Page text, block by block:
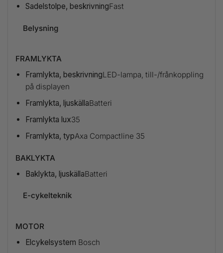
Sadelstolpe, beskrivningFast
Belysning
FRAMLYKTA
Framlykta, beskrivningLED-lampa, till-/frånkoppling
på displayen
Framlykta, ljuskällaBatteri
Framlykta lux35
Framlykta, typAxa Compactline 35
BAKLYKTA
Baklykta, ljuskällaBatteri
E-cykelteknik
MOTOR
Elcykelsystem Bosch